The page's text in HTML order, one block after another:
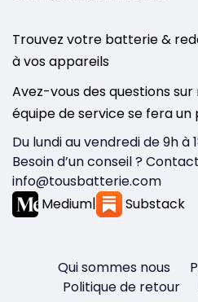
Trouvez votre batterie &
à vos appareils
Avez-vous des questions
équipe de service se fera un
Du lundi au vendredi de 9h à
Besoin d’un conseil ?
info@tousbatterie.com
Medium| Substack
Qui sommes nous
Politique de retour